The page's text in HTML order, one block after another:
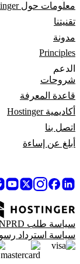
معلومات حول Hostinger
تقنيتنا
مدونة
Principles
الدعم
شروحات
قاعدة المعرفة
أكاديمية Hostinger
اتصل بنا
أبلغ عن إساءة
سياسة طلب NPRD
سياسة استرداد